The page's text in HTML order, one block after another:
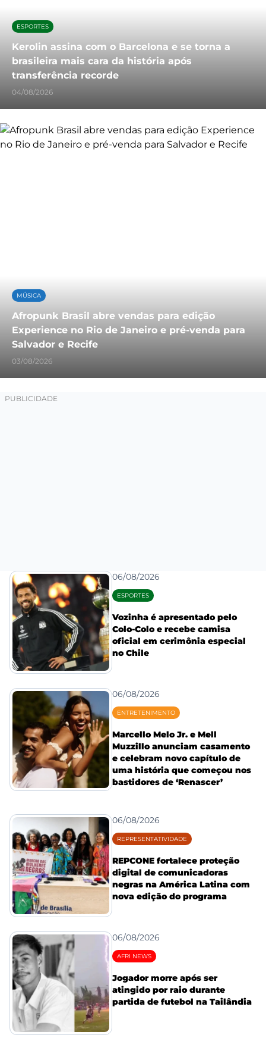
ESPORTES
Kerolin assina com o Barcelona e se torna a
brasileira mais cara da história após
transferência recorde
04/08/2026
MÚSICA
Afropunk Brasil abre vendas para edição
Experience no Rio de Janeiro e pré-venda para
Salvador e Recife
03/08/2026
06/08/2026
ESPORTES
Vozinha é apresentado pelo
Colo-Colo e recebe camisa
oficial em cerimônia especial
no Chile
06/08/2026
ENTRETENIMENTO
Marcello Melo Jr. e Mell
Muzzillo anunciam casamento
e celebram novo capítulo de
uma história que começou nos
bastidores de ‘Renascer’
06/08/2026
REPRESENTATIVIDADE
REPCONE fortalece proteção
digital de comunicadoras
negras na América Latina com
nova edição do programa
06/08/2026
AFRI NEWS
Jogador morre após ser
atingido por raio durante
partida de futebol na Tailândia